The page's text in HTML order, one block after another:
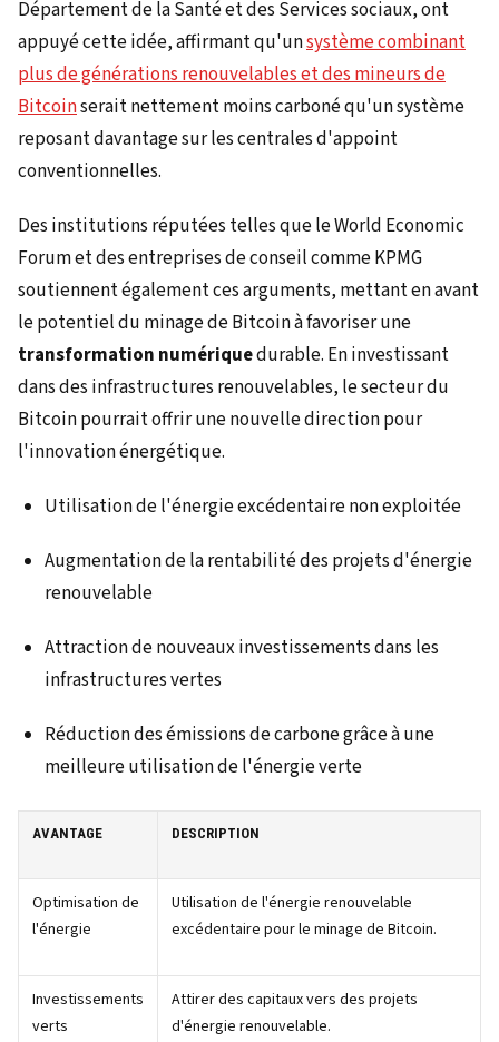
Département de la Santé et des Services sociaux, ont
appuyé cette idée, affirmant qu'unsystème combinant
plus de générations renouvelables et des mineurs de
Bitcoinserait nettement moins carboné qu'un système
reposant davantage sur les centrales d'appoint
conventionnelles.
Des institutions réputées telles que le World Economic
Forum et des entreprises de conseil comme KPMG
soutiennent également ces arguments, mettant en avant
le potentiel du minage de Bitcoin à favoriser une
transformation numériquedurable. En investissant
dans des infrastructures renouvelables, le secteur du
Bitcoin pourrait offrir une nouvelle direction pour
l'innovation énergétique.
Utilisation de l'énergie excédentaire non exploitée
Augmentation de la rentabilité des projets d'énergie
renouvelable
Attraction de nouveaux investissements dans les
infrastructures vertes
Réduction des émissions de carbone grâce à une
meilleure utilisation de l'énergie verte
AVANTAGE DESCRIPTION
Optimisation de
l'énergie
Utilisation de l'énergie renouvelable
excédentaire pour le minage de Bitcoin.
Investissements
verts
Attirer des capitaux vers des projets
d'énergie renouvelable.